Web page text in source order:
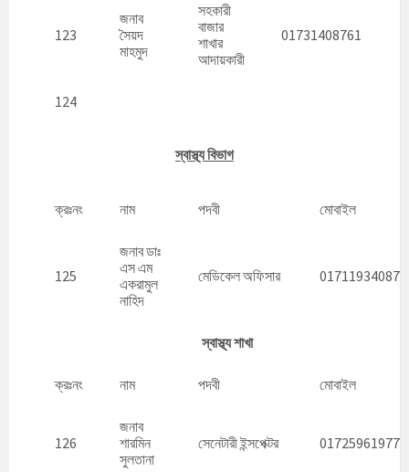
123
জনাব
সৈয়দ
মাহমুদ
সহকারী
বাজার
শাখার
আদায়কারী
01731408761
124
স্বাস্থ্য বিভাগ
ক্রঃনং নাম পদবী মোবাইল
125
জনাব ডাঃ
এস এম
একরামুল
নাহিদ
মেডিকেল অফিসার 01711934087
স্বাস্থ্য শাখা
ক্রঃনং নাম পদবী মোবাইল
126
জনাব
শারমিন
সুলতানা
সেনেটারী ইন্সপেক্টর 01725961977